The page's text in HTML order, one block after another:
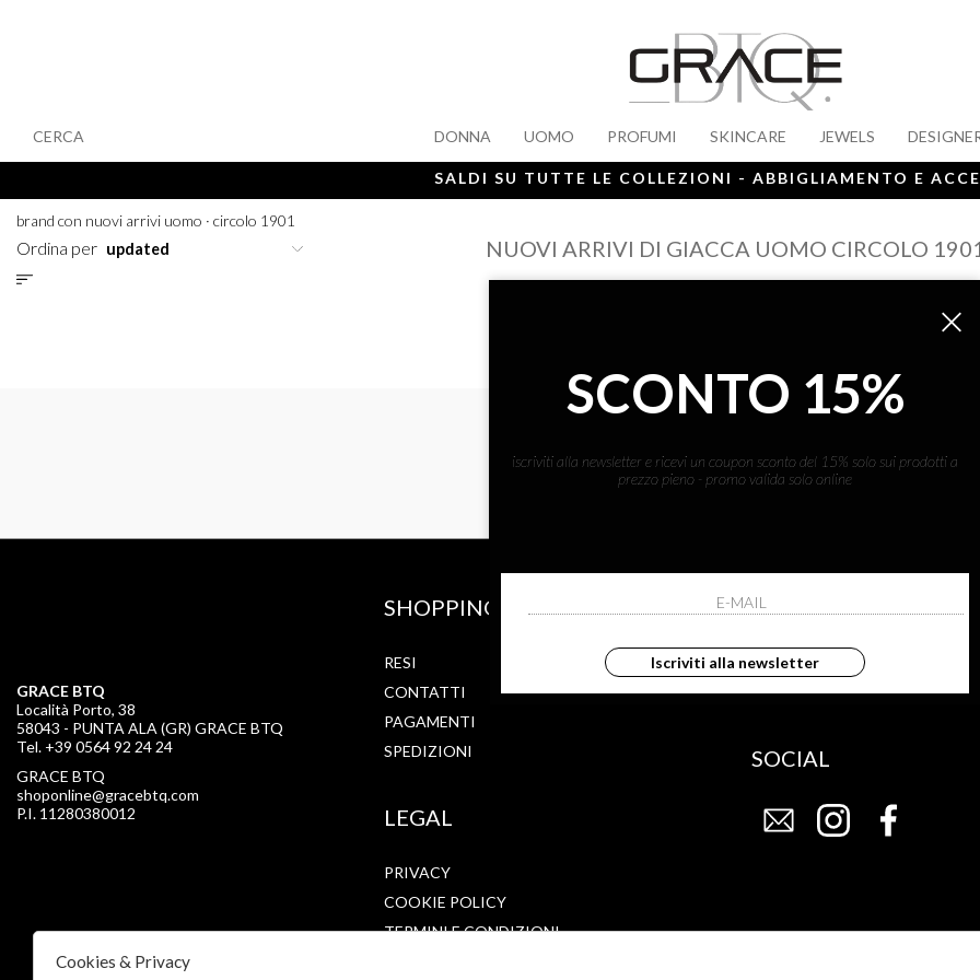
DONNA UOMO PROFUMI SKINCARE JEWELS
CERCA
SALDI SU TUTTE LE COLLEZIONI - ABBIGLIAMENTO E
brand con nuovi arrivi uomo · circolo 1901
Ordina per NUOVI ARRIVI DI GIACCA UOMO CIRCOLO
ISCRIVITI ALLA
ho letto ed accettato le condizioni sulla
GRACE BTQ
Località Porto, 38
58043 - PUNTA ALA (GR) GRACE BTQ
Tel. +39 0564 92 24 24
GRACE BTQ
shoponline@gracebtq.com
P.I. 11280380012
SHOPPING
RESI
CONTATTI
PAGAMENTI
SPEDIZIONI
LEGAL
PRIVACY
COOKIE POLICY
TERMINI E CONDIZIONI
STORE
FAQ
CHI SIAMO
SOCIAL
SCONTO 15%
iscriviti alla newsletter e ricevi un coupon sconto del 15% solo sui prodotti a
prezzo pieno - promo valida solo online
Iscriviti alla newsletter
Cookies & Privacy